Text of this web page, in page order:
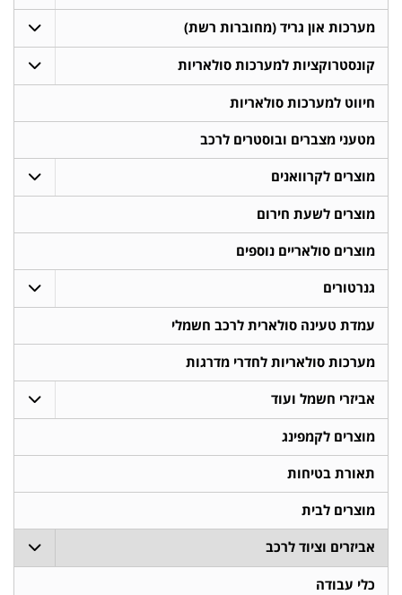
מערכות און גריד (מחוברות רשת)
קונסטרוקציות למערכות סולאריות
חיווט למערכות סולאריות
מטעני מצברים ובוסטרים לרכב
מוצרים לקרוואנים
מוצרים לשעת חירום
מוצרים סולאריים נוספים
גנרטורים
עמדת טעינה סולארית לרכב חשמלי
מערכות סולאריות לחדרי מדרגות
אביזרי חשמל ועוד
מוצרים לקמפינג
תאורת בטיחות
מוצרים לבית
אביזרים וציוד לרכב
כלי עבודה